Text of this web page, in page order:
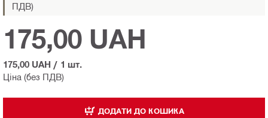
ПДВ)
Ціна (без ПДВ)
175,00 UAH
175,00 UAH / 1 шт.
ДОДАТИ ДО КОШИКА